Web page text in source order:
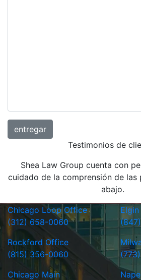
Testimonios de
Shea Law Group cuenta con
cuidado de la comprensión de las
abajo.
Chicago Loop Office
(312) 658-0060
Rockford Office
(815) 356-0060
Chicago Main